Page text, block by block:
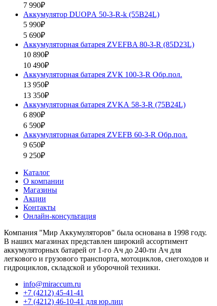
7 990₽
Аккумулятор DUOPА 50-З-R-k (55B24L)
5 990₽
5 690₽
Аккумуляторная батарея ZVEFBA 80-З-R (85D23L)
10 890₽
10 490₽
Аккумуляторная батарея ZVК 100-З-R Обр.пол.
13 950₽
13 350₽
Аккумуляторная батарея ZVKА 58-З-R (75B24L)
6 890₽
6 590₽
Аккумуляторная батарея ZVEFB 60-З-R Обр.пол.
9 650₽
9 250₽
Каталог
О компании
Магазины
Акции
Контакты
Онлайн-консультация
Компания "Мир Аккумуляторов" была основана в 1998 году.
В наших магазинах представлен широкий ассортимент
аккумуляторных батарей от 1-го Ач до 240-ти Ач для
легкового и грузового транспорта, мотоциклов, снегоходов и
гидроциклов, складской и уборочной техники.
info@miraccum.ru
+7 (4212) 45-41-41
+7 (4212) 46-10-41 для юр.лиц